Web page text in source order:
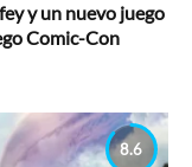
y un nuevo juego
Comic-Con
8.6